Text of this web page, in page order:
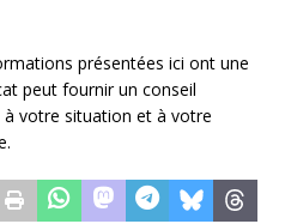
présentées ici ont une
peut fournir un conseil
votre situation et à votre